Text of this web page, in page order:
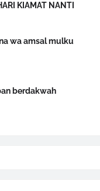
KIAMAT NANTI
wa amsal mulku
berdakwah